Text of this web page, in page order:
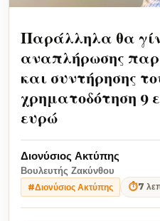
Παράλληλα θα
αναπλήρωσης
και συντήρησης
χρηματοδότηση 9
ευρώ
Διονύσιος Ακτύπης
Βουλευτής Ζακύνθου
#Διονύσιος Ακτύπης ⏱7